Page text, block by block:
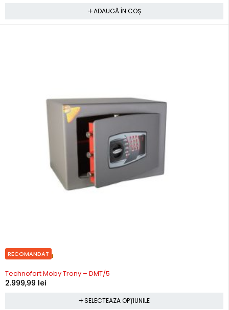
ADAUGĂ ÎN COȘ
RECOMANDAT
Precomanda
Technofort Moby Trony – DMT/5
2.999,99 lei
SELECTEAZA OPȚIUNILE